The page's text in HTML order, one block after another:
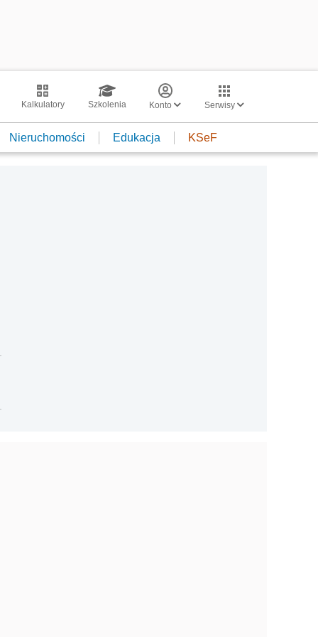
Kalkulatory Szkolenia Konto Serwisy
Nieruchomości Edukacja KSeF